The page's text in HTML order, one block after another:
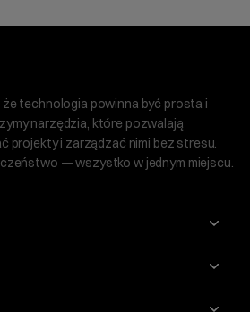
że technologia powinna być prosta i
narzędzia, które pozwalają
projekty i zarządzać nimi bez stresu.
— wszystko w jednym miejscu.